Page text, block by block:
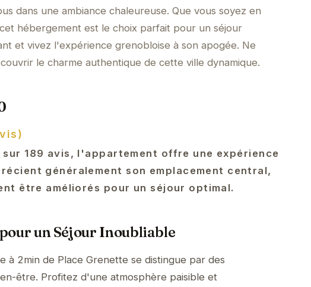
dans une ambiance chaleureuse. Que vous soyez en
hébergement est le choix parfait pour un séjour
et vivez l'expérience grenobloise à son apogée. Ne
le charme authentique de cette ville dynamique.
sur 189 avis, l'appartement offre une expérience
généralement son emplacement central,
être améliorés pour un séjour optimal.
un Séjour Inoubliable
2min de Place Grenette se distingue par des
être. Profitez d'une atmosphère paisible et